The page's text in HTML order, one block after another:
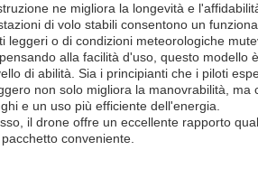
ne migliora la longevità e
di volo stabili consentono un
leggeri o di condizioni meteorologiche
alla facilità d'uso, questo
di abilità. Sia i principianti che i piloti
non solo migliora la manovrabilità,
e un uso più efficiente dell'energia.
il drone offre un eccellente rapporto
conveniente.